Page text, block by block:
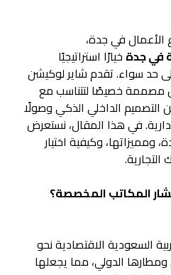
الأعمال في جدة،
في جدة خيارًا استراتيجيًا
حد سواء. تقدم شاير لوكيشن
خصيصًا لتتناسب مع
الداخلي الذكي وصولًا
في هذا المقال، نستعرض
وكيفية اختيار
المكاتب المخصصة؟
السعودية الاقتصادية نحو
ومطارها الدولي، مما يجعلها